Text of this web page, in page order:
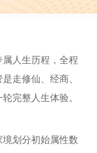
人生历程，全程
走修仙、经商、
完整人生体验。
划分初始属性数